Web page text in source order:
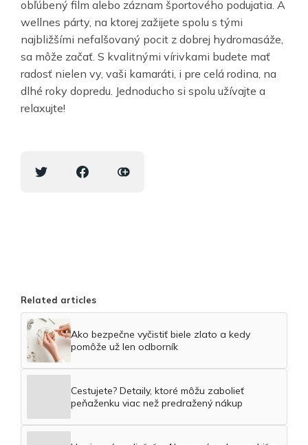
obľúbený film alebo záznam športového podujatia. A
wellnes párty, na ktorej zažijete spolu s tými
najbližšími nefalšovaný pocit z dobrej hydromasáže,
sa môže začať. S kvalitnými vírivkami budete mať
radosť nielen vy, vaši kamaráti, i pre celá rodina, na
dlhé roky dopredu. Jednoducho si spolu užívajte a
relaxujte!
Related articles
Ako bezpečne vyčistiť biele zlato a kedy
pomôže už len odborník
Cestujete? Detaily, ktoré môžu zabolieť
peňaženku viac než predražený nákup